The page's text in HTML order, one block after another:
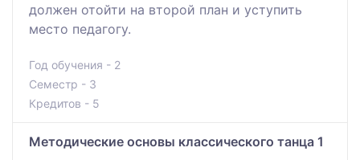
должен отойти на второй план и уступить
место педагогу.
Год обучения - 2
Семестр - 3
Кредитов - 5
Методические основы классического танца 1